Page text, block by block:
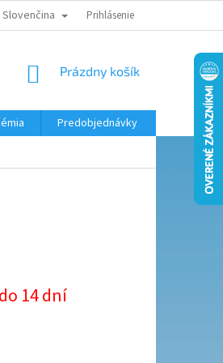
KRÚŽOK
Slovenčina Prihlásenie
NÁKUPNÝ
Prázdny košík
Predobjednávky
14 dní